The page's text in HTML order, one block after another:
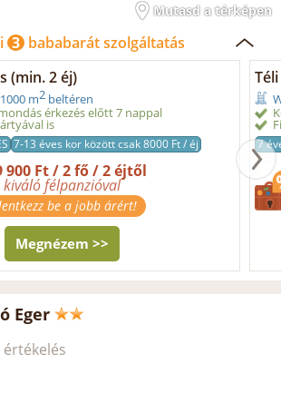
Mutasd a térképen
3 bababarát szolgáltatás
(min. 2 éj)
m2 beltéren
érkezés előtt 7 nappal
is
7-13 éves kor között csak 8000 Ft / éj
900 Ft / 2 fő / 2 éjtől
kiváló félpanzióval
be a jobb árért!
Megnézem >>
7
Eger
értékelés